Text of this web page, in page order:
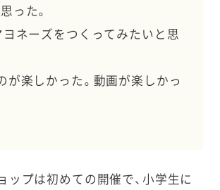
った。
ヨネーズをつくってみたいと思
が楽しかった。動画が楽しかっ
ップは初めての開催で、小学生に